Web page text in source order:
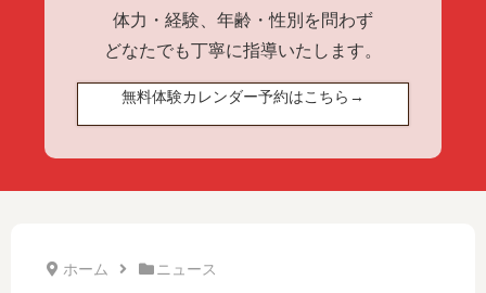
体力・経験、年齢・性別を問わず
どなたでも丁寧に指導いたします。
無料体験カレンダー予約はこちら→
ホーム ニュース